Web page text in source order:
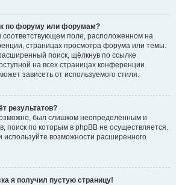
по форуму или форумам?
соответствующем поле, расположенном на
страницах просмотра форума или темы.
поиск, щёлкнув по ссылке
на всех страницах конференции.
зависеть от используемого стиля.
результатов?
был слишком неопределённым и
поиск по которым в phpBB не осуществляется.
используйте возможности расширенного
я получил пустую страницу!